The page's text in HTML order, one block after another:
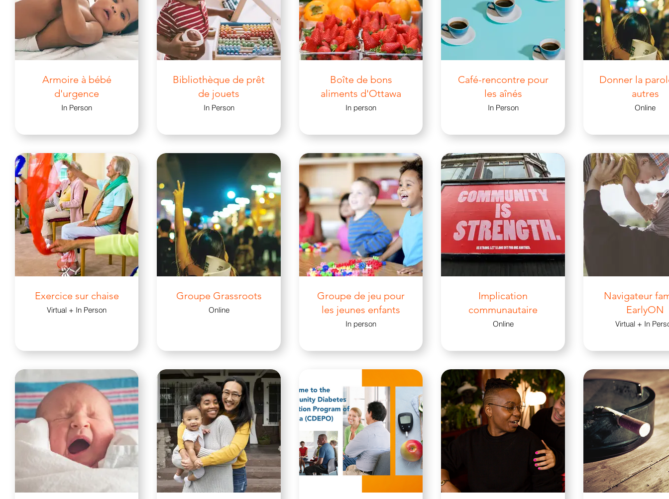
Armoire à bébé
d'urgence
In Person
Bibliothèque de prêt
de jouets
In Person
Boîte de bons
aliments d'Ottawa
In person
Café-rencontre pour
les aînés
In Person
Donner la
autres
Online
Exercice sur chaise
Virtual + In Person
Groupe Grassroots
Online
Groupe de jeu pour
les jeunes enfants
In person
Implication
communautaire
Online
Navigateur
EarlyON
Virtual + In